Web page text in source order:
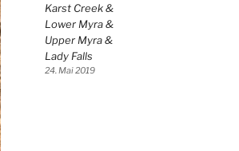
Karst Creek &
Lower Myra &
Upper Myra &
Lady Falls
24. Mai 2019